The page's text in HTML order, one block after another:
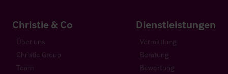
Christie & Co
Über uns
Christie Group
Team
Dienstleistungen
Vermittlung
Beratung
Bewertung